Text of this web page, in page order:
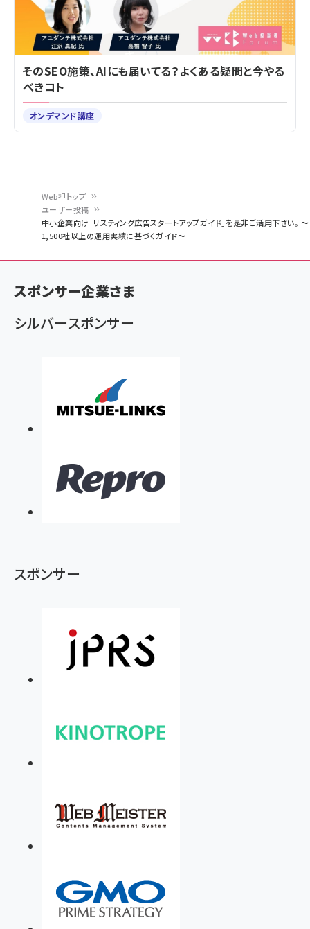
く
ず
Web担トップ
ユーザー投稿
中小企業向け「リスティング広告スタートアップガイド」を是非ご活用下さい。 ～
1,500社以上の運用実績に基づくガイド～
そのSEO施策、AIにも届いてる？よくある疑問と今やる
べきコト
オンデマンド講座
スポンサー企業さま
シルバースポンサー
スポンサー